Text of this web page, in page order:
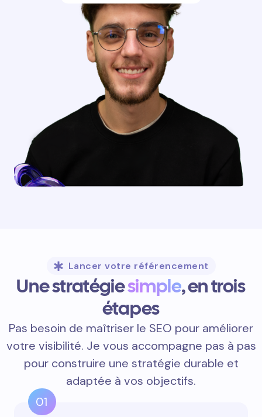
Lancer votre référencement
Une stratégiesimple, en trois
étapes
Pas besoin de maîtriser le SEO pour améliorer
votre visibilité. Je vous accompagne pas à pas
pour construire une stratégie durable et
adaptée à vos objectifs.
01